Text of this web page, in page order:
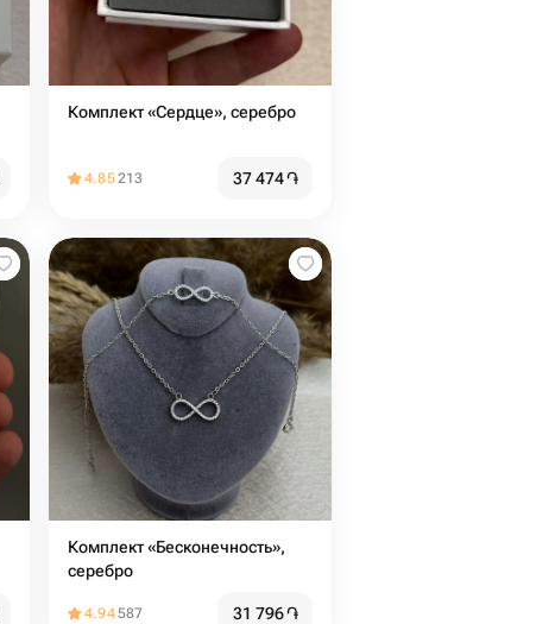
Комплект «Сердце», серебро
4.85213 37 474֏
Комплект «Бесконечность»,
серебро
4.94587 31 796֏